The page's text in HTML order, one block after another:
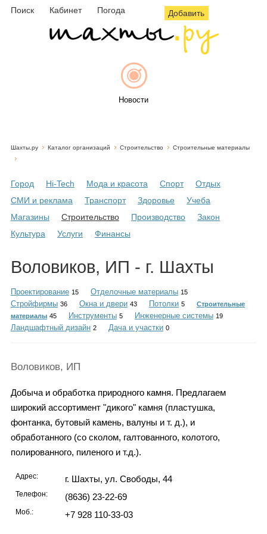
Поиск Кабинет Погода Добавить
Новости
Объявления
Каталог
Инфо
Карты
Фотогалерея
Шахты.ру Каталог организаций Строительство Строительные материалы
Город Hi-Tech Мода и красота Спорт
Отдых
СМИ и реклама
Транспорт Здоровье
Учеба
Магазины
Строительство Производство
Закон
Культура
Услуги Финансы
Воловиков, ИП - г. Шахты
Проектирование 15 Отделочные материалы 15
Стройфирмы 36 Окна и двери 43 Потолки 5
Строительные
материалы 45 Инструменты 5 Инженерные системы 19
Ландшафтный дизайн 2 Дача и участки 0
Воловиков, ИП
Добыча и обработка природного камня. Предлагаем
широкий ассортимент "дикого" камня (пластушка,
фонтанка, бутовый камень, валуны и т. д.), и
обработанного (со сколом, галтованного, колотого,
полированного, пиленого и т.д.).
Адрес: г. Шахты, ул. Свободы, 44
Телефон: (8636) 23-22-69
Моб.: +7 928 110-33-03